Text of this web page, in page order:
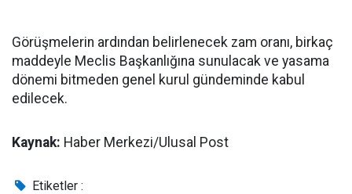
Görüşmelerin ardından belirlenecek zam oranı, birkaç
maddeyle Meclis Başkanlığına sunulacak ve yasama
dönemi bitmeden genel kurul gündeminde kabul
edilecek.
Kaynak: Haber Merkezi/Ulusal Post
Etiketler :